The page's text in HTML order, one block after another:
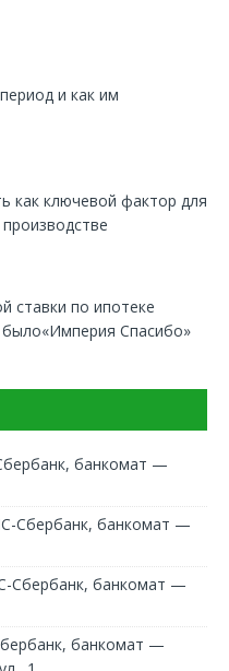
и как им
как ключевой фактор для
ставки по ипотеке
«Империя Спасибо»
банкомат —
Сбербанк, банкомат —
Сбербанк, банкомат —
банкомат —